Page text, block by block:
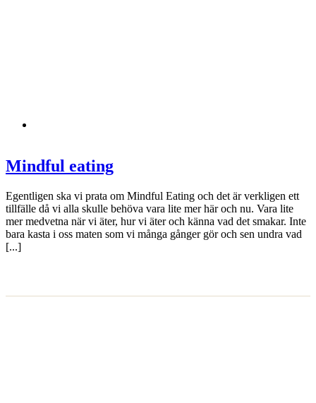
Mindful eating
Egentligen ska vi prata om Mindful Eating och det är verkligen ett
tillfälle då vi alla skulle behöva vara lite mer här och nu. Vara lite
mer medvetna när vi äter, hur vi äter och känna vad det smakar. Inte
bara kasta i oss maten som vi många gånger gör och sen undra vad
[...]